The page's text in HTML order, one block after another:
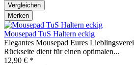
Vergleichen
Merken
Mousepad TuS Haltern eckig
Elegantes Mousepad Eures
Rückseite dient für einen optimalen...
12,90 € *